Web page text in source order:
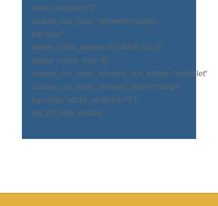
hover_enabled=“0″
custom_css_main_element=“margin-
top:30px“
border_color_bottom=“RGBA(0,0,0,0)“
global_colors_info=“{}“
custom_css_main_element_last_edited=“on|tablet“
custom_css_main_element_tablet=“margin-
top:-30px“ sticky_enabled=“0″]
[/et_pb_blog_extras]